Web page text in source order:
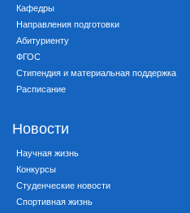
Кафедры
Направления подготовки
Абитуриенту
ФГОС
Стипендия и материальная поддержка
Расписание
Новости
Научная жизнь
Конкурсы
Студенческие новости
Спортивная жизнь